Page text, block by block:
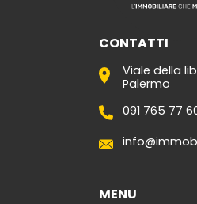
Contatti
CONTATTI
Viale della
Palermo
091 765 77
MENU